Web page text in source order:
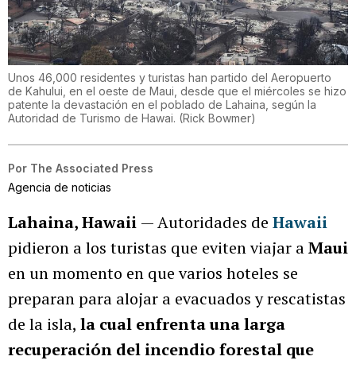
Unos 46,000 residentes y turistas han partido del Aeropuerto
de Kahului, en el oeste de Maui, desde que el miércoles se hizo
patente la devastación en el poblado de Lahaina, según la
Autoridad de Turismo de Hawai. (Rick Bowmer)
Por The Associated Press
Agencia de noticias
Lahaina, Hawaii — Autoridades de Hawaii
pidieron a los turistas que eviten viajar aMaui
en un momento en que varios hoteles se
preparan para alojar a evacuados y rescatistas
de la isla, la cual enfrenta una larga
recuperación del incendio forestal que